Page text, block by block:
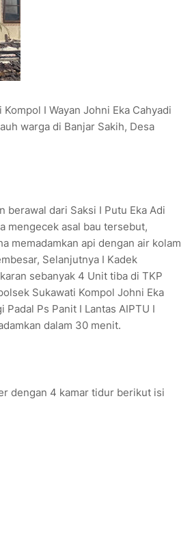
I Wayan Johni Eka Cahyadi
warga di Banjar Sakih, Desa
berawal dari Saksi I Putu Eka Adi
mengecek asal bau tersebut,
memadamkan api dengan air kolam
Selanjutnya I Kadek
sebanyak 4 Unit tiba di TKP
Sukawati Kompol Johni Eka
Padal Ps Panit I Lantas AIPTU I
dalam 30 menit.
dengan 4 kamar tidur berikut isi